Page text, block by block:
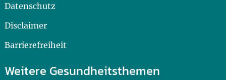
Datenschutz
Disclaimer
Barrierefreiheit
Weitere Gesundheitsthemen